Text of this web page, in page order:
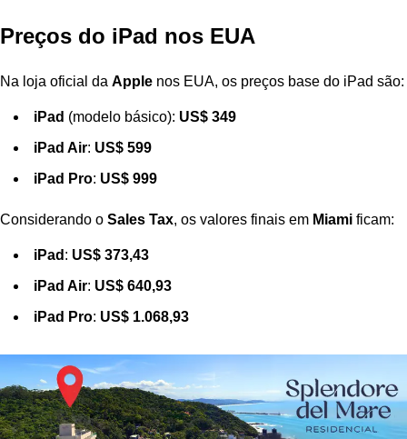
Preços do iPad nos EUA
Na loja oficial da Apple nos EUA, os preços base do iPad são:
iPad (modelo básico): US$ 349
iPad Air: US$ 599
iPad Pro: US$ 999
Considerando o Sales Tax, os valores finais em Miami ficam:
iPad : US$ 373,43
iPad Air: US$ 640,93
iPad Pro: US$ 1.068,93